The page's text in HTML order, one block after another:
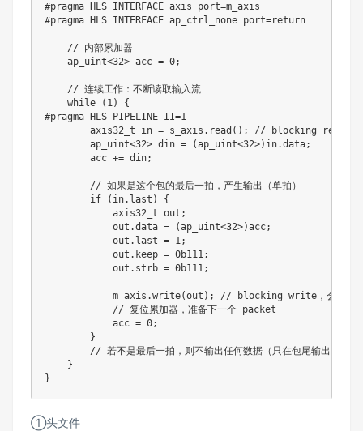
#pragma HLS INTERFACE axis port=m_axis
#pragma HLS INTERFACE ap_ctrl_none port=return
    // 内部累加器
    ap_uint<32> acc = 0;
    // 连续工作：不断读取输入流
    while (1) {
#pragma HLS PIPELINE II=1
axis32_t in = s_axis.read(); // blocking read,
        ap_uint<32> din = (ap_uint<32>)in.data;
        acc += din;
        // 如果是这个包的最后一拍，产生输出（单拍）
        if (in.last) {
            axis32_t out;
            out.data = (ap_uint<32>)acc;
            out.last = 1;
            out.keep = 0b111;
            out.strb = 0b111;
m_axis.write(out); // blocking write，会等待
            // 复位累加器，准备下一个 packet
            acc = 0;
        }
        // 若不是最后一拍，则不输出任何数据（只在包尾输出一次）
    }
①头文件